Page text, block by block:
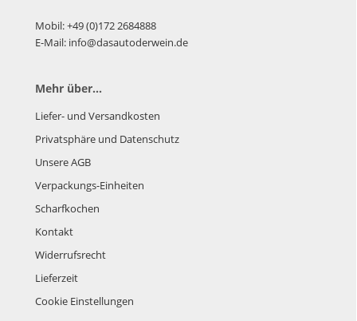
Mobil: +49 (0)172 2684888
E-Mail: info@dasautoderwein.de
Mehr über...
Liefer- und Versandkosten
Privatsphäre und Datenschutz
Unsere AGB
Verpackungs-Einheiten
Scharfkochen
Kontakt
Widerrufsrecht
Lieferzeit
Cookie Einstellungen